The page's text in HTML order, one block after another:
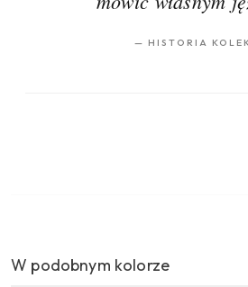
— HISTORIA
W podobnym kolorze